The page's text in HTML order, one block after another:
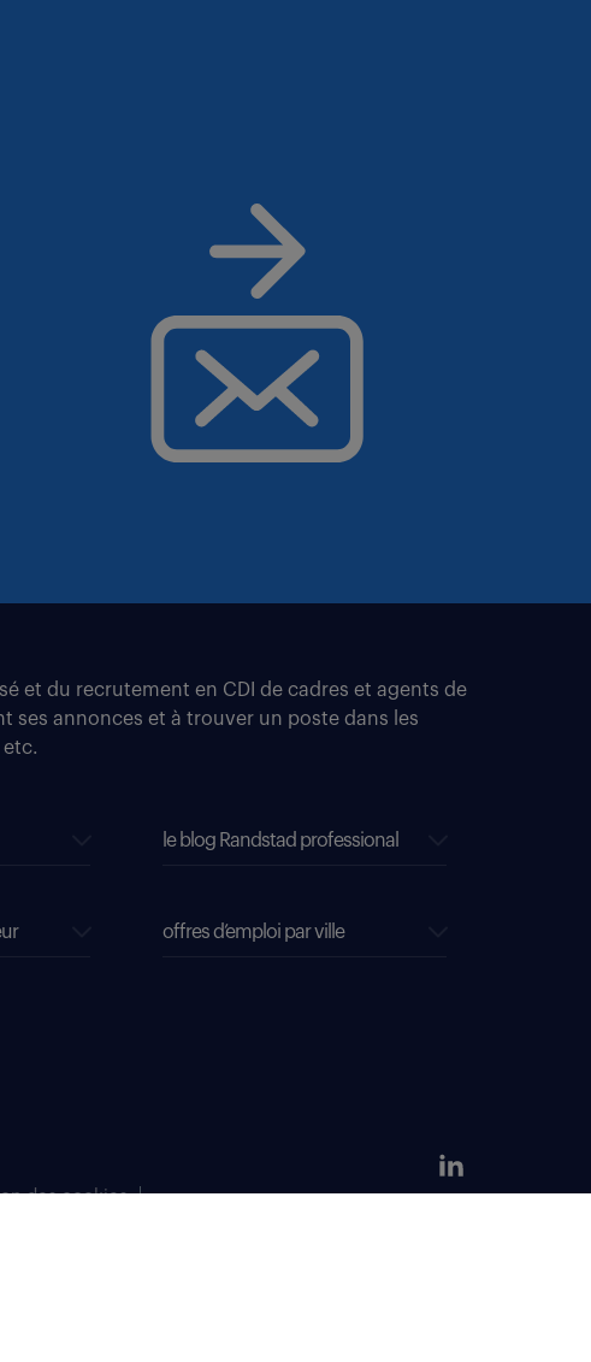
et du recrutement en CDI de cadres et agents de
ses annonces et à trouver un poste dans les
etc.
le blog Randstad professional
offres d’emploi par ville
des cookies